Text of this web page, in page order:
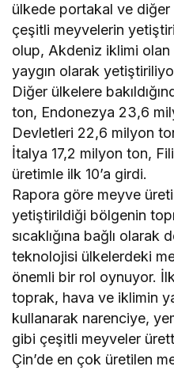
ülkede portakal ve
çeşitli meyvelerin
olup, Akdeniz iklimi olan
yaygın olarak
Diğer ülkelere
ton, Endonezya 23,6
Devletleri 22,6 milyon
İtalya 17,2 milyon ton,
üretimle ilk 10’a girdi.
Rapora göre meyve
yetiştirildiği bölgenin
sıcaklığına bağlı olarak
teknolojisi ülkelerdeki
önemli bir rol oynuyor.
toprak, hava ve iklimin
kullanarak narenciye,
gibi çeşitli meyveler
Çin’de en çok üretilen